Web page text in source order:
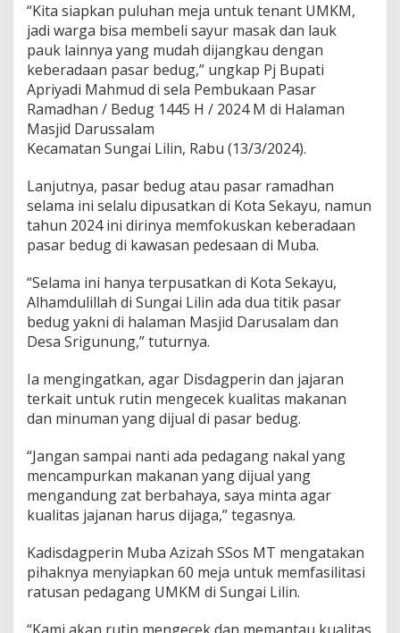
k
r
k
U
M
K
M
d
i
u
b
a
“Kita siapkan puluhan meja untuk tenant UMKM,
jadi warga bisa membeli sayur masak dan lauk
pauk lainnya yang mudah dijangkau dengan
keberadaan pasar bedug,” ungkap Pj Bupati
Apriyadi Mahmud di sela Pembukaan Pasar
Ramadhan / Bedug 1445 H / 2024 M di Halaman
Masjid Darussalam
Kecamatan Sungai Lilin, Rabu (13/3/2024).
Lanjutnya, pasar bedug atau pasar ramadhan
selama ini selalu dipusatkan di Kota Sekayu, namun
tahun 2024 ini dirinya memfokuskan keberadaan
pasar bedug di kawasan pedesaan di Muba.
“Selama ini hanya terpusatkan di Kota Sekayu,
Alhamdulillah di Sungai Lilin ada dua titik pasar
bedug yakni di halaman Masjid Darusalam dan
Desa Srigunung,” tuturnya.
Ia mengingatkan, agar Disdagperin dan jajaran
terkait untuk rutin mengecek kualitas makanan
dan minuman yang dijual di pasar bedug.
“Jangan sampai nanti ada pedagang nakal yang
mencampurkan makanan yang dijual yang
mengandung zat berbahaya, saya minta agar
kualitas jajanan harus dijaga,” tegasnya.
Kadisdagperin Muba Azizah SSos MT mengatakan
pihaknya menyiapkan 60 meja untuk memfasilitasi
ratusan pedagang UMKM di Sungai Lilin.